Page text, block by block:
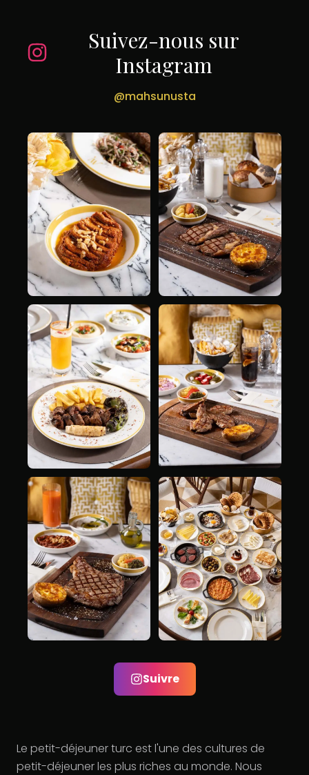
Suivez-nous sur
Instagram
@mahsunusta
Suivre
Le petit-déjeuner turc est l'une des cultures de
petit-déjeuner les plus riches au monde. Nous